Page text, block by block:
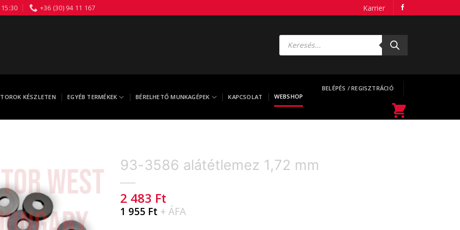
+36 (30) 94 11 167 Karrier
Products
search
KÉSZLETEN EGYÉB TERMÉKEK BÉRELHETŐ MUNKAGÉPEK KAPCSOLAT WEBSHOP
BELÉPÉS / REGISZTRÁCIÓ
93-3586 alátétlemez 1,72 mm
2 483 Ft
1 955 Ft + ÁFA